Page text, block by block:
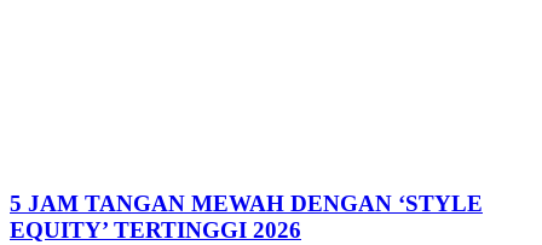
5 JAM TANGAN MEWAH DENGAN ‘STYLE
EQUITY’ TERTINGGI 2026